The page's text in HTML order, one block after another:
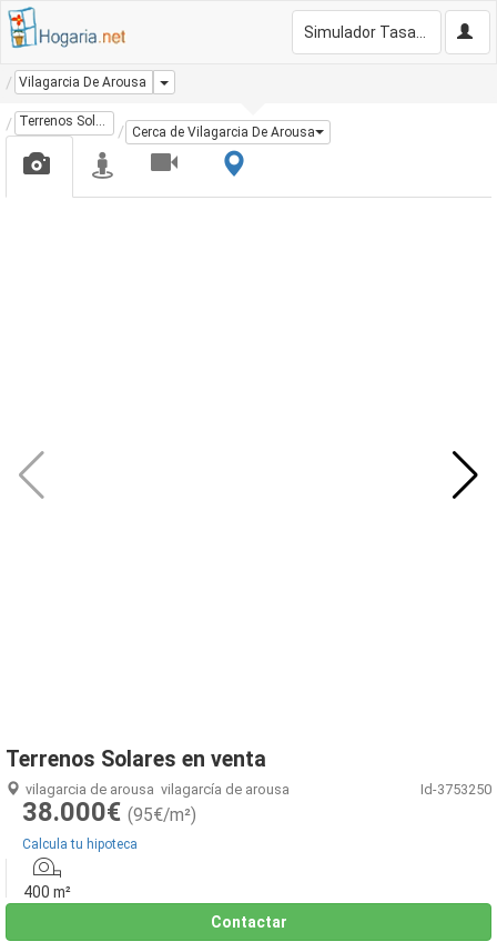
Vilagarcia De Arousa Dropdown
Terrenos Solares
Cerca de Vilagarcia De Arousa
Terrenos Solares en venta
vilagarcia de arousa vilagarcía de arousa Id-3753250
38.000€ (95€/m²)
Calcula tu hipoteca
400 m²
Contactar